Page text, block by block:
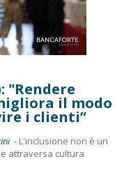
"Rendere
il modo
i clienti”
- L'inclusione non è un
attraversa cultura